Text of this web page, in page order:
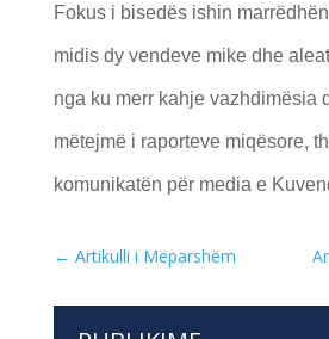
Fokus i bisedës ishin
midis dy vendeve mike dhe
nga ku merr kahje vazhdimësia
mëtejmë i raporteve miqësore,
komunikatën për media e
← Artikulli i Mëparshëm